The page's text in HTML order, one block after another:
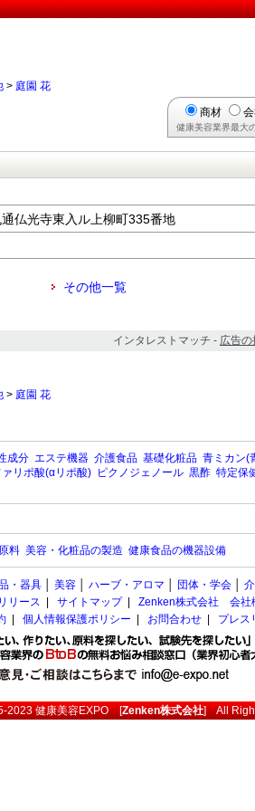
> 庭園 花
商材
健康美容業界最大
仏光寺東入ル上柳町335番地
その他一覧
インタレストマッチ - 広告
> 庭園 花
成分 エステ機器 介護食品 基礎化粧品 青ミカン(
ァリポ酸(αリポ酸) ピクノジェノール 黒酢 特定保
料 美容・化粧品の製造 健康食品の機器設備
・器具 美容 ハーブ・アロマ 団体・学会
リース サイトマップ| Zenken株式会社 会社
個人情報保護ポリシー お問合わせ プレス
2023健康美容EXPO[Zenken株式会社] All